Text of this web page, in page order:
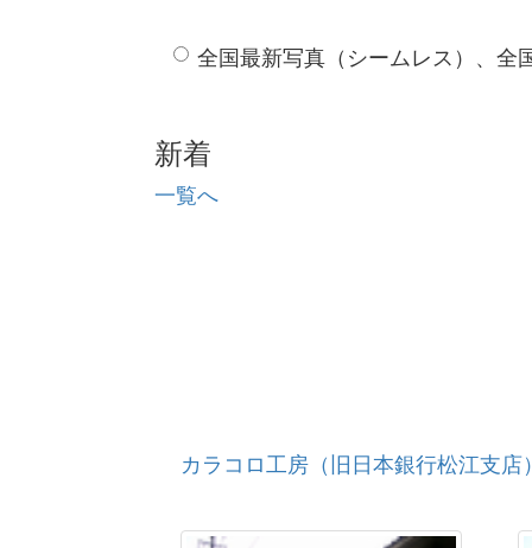
全国最新写真（シームレス）、全
新着
一覧へ
カラコロ工房（旧日本銀行松江支店